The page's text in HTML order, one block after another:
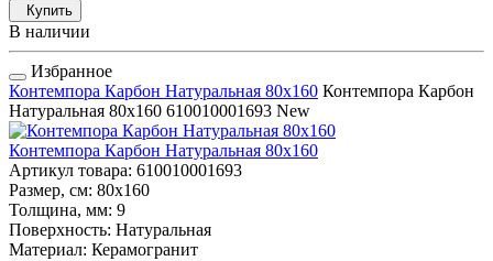
Купить
В наличии
Избранное
Контемпора Карбон Натуральная 80x160 Контемпора Карбон
Натуральная 80x160 610010001693 New
Контемпора Карбон Натуральная 80x160
Артикул товара: 610010001693
Размер, см: 80x160
Толщина, мм: 9
Поверхность: Натуральная
Материал: Керамогранит